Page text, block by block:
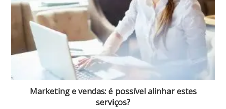
Marketing e vendas: é possível alinhar estes
serviços?